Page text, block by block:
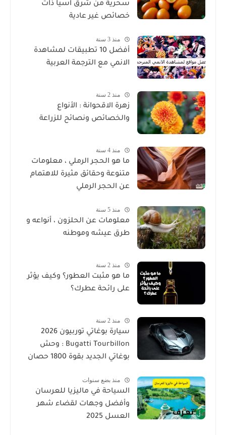
سحرية من شرق آسيا ذات
خصائص غير عادية
منذ 3 سنة
أفضل 10 تطبيقات لمشاهدة
الانمي مع الترجمة العربية
منذ 2 سنة
زهرة الاقحوانة : الأنواع
والخصائص ونصائح للزراعة
منذ 4 سنة
ما هو الحجر الرملي ، معلومات
متنوعة وحقائق مثيرة للاهتمام
عن الحجر الرملي
منذ 5 سنة
معلومات عن الحلزون ، أنواعه و
طرق عيشه وموطنه
منذ 2 سنة
ما هو مثبت العطور؟ وكيف يؤثر
على رائحة عطرك؟
منذ 2 سنة
سيارة بوغاتي توربيون 2026
Bugatti Tourbillon : وحش
بوغاتي الجديد بقوة 1800 حصان
منذ بضع سنوات
السياحة في ماليزيا للعرسان
وأفضل وجهات لقضاء شهر
العسل 2025